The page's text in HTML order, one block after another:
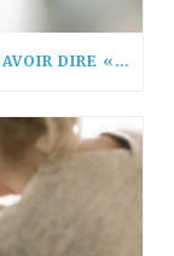
POUR LE BIEN DE L’ENFANT, IL FAUT SAVOIR DIRE « NON! »